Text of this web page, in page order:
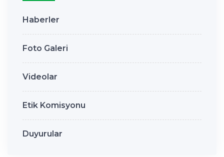
Haberler
Foto Galeri
Videolar
Etik Komisyonu
Duyurular